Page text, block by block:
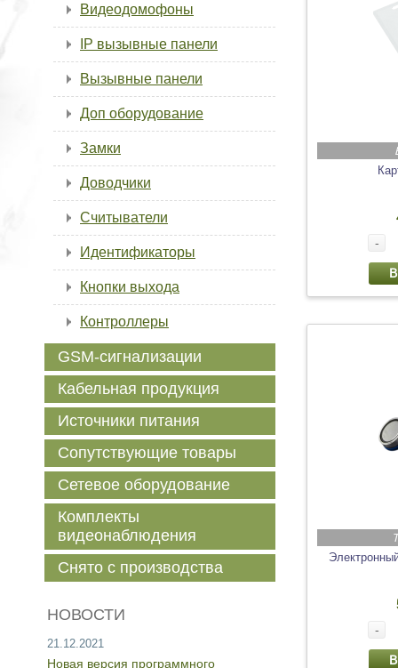
-
-
Видеодомофоны
IP вызывные панели
Вызывные панели
Доп оборудование
Замки
Доводчики
Считыватели
Идентификаторы
Кнопки выхода
Контроллеры
GSM-сигнализации
Кабельная продукция
Источники питания
Сопутствующие товары
Сетевое оборудование
Комплекты
видеонаблюдения
Снято с производства
НОВОСТИ
21.12.2021
Новая версия программного